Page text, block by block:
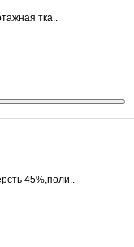
тка..
45%,поли..